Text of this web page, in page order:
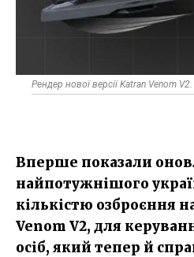
Рендер нової версії Katran Venom
Вперше показали
найпотужнішого
кількістю озброєння
Venom V2, для
осіб, який тепер й